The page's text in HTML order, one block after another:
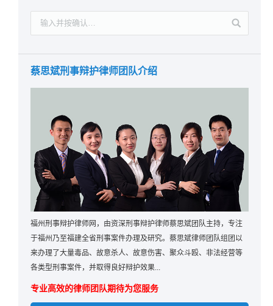
蔡思斌刑事辩护律师团队介绍
福州刑事辩护律师网，由资深刑事辩护律师蔡思斌团队主持，专注
于福州乃至福建全省刑事案件办理及研究。蔡思斌律师团队组团以
来办理了大量毒品、故意杀人、故意伤害、聚众斗殴、非法经营等
各类型刑事案件，并取得良好辩护效果...
专业高效的律师团队期待为您服务